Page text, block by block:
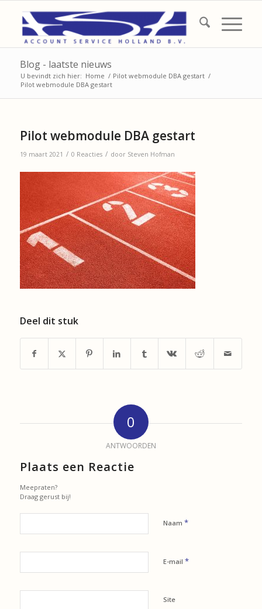
Blog - laatste nieuws
U bevindt zich hier: Home / Pilot webmodule DBA gestart /
Pilot webmodule DBA gestart
Pilot webmodule DBA gestart
19 maart 2021 / 0 Reacties / door Steven Hofman
Deel dit stuk
0
ANTWOORDEN
Plaats een Reactie
Meepraten?
Draag gerust bij!
Naam *
E-mail *
Site